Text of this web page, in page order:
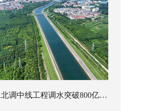
南水北调中线工程调水突破800亿立方米